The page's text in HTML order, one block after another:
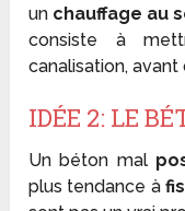
un chauffage au
consiste à
canalisation,
IDÉE 2: LE
Un béton mal
plus tendance à